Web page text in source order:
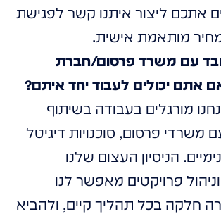
אתכם ליצור איתנו קשר לפגישת
מותאמת אישית.
עם משרד פרסום/חברת
אתם יכולים לעבוד יחד איתם?
מורגלים בעבודה בשיתוף
פרסום, סוכנויות דיגיטל
הניסיון העצום שלנו
פרויקטים מאפשר לנו
חלקה בכל תהליך קיים, ולהביא